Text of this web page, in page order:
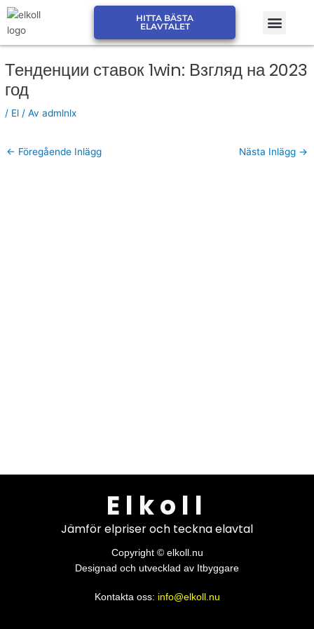
Hoppa
innehåll
HITTA BÄSTA
ELAVTALET
Meny
Тенденции ставок 1win: Взгляд на 2023
год
/ El / Av admlnlx
← Föregående Inlägg Nästa Inlägg →
Elkoll
Jämför elpriser och teckna elavtal
Copyright © elkoll.nu
Designad och utvecklad av Itbyggare
Kontakta oss: info@elkoll.nu